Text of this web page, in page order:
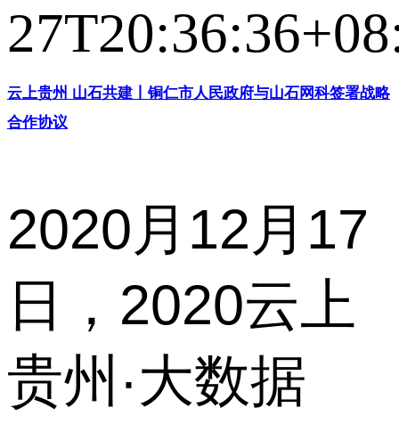
云上贵州 山石共建丨铜仁市人民政府与山石网科签署战略
合作协议
2020月12月17
日，2020云上
贵州·大数据